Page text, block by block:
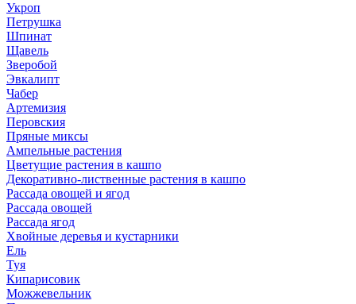
Укроп
Петрушка
Шпинат
Щавель
Зверобой
Эвкалипт
Чабер
Артемизия
Перовския
Пряные миксы
Ампельные растения
Цветущие растения в кашпо
Декоративно-лиственные растения в кашпо
Рассада овощей и ягод
Рассада овощей
Рассада ягод
Хвойные деревья и кустарники
Ель
Туя
Кипарисовик
Можжевельник